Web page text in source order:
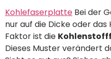
Kohlefaserplatte Bei der
nur auf die Dicke oder
Faktor ist die
Dieses Muster verändert